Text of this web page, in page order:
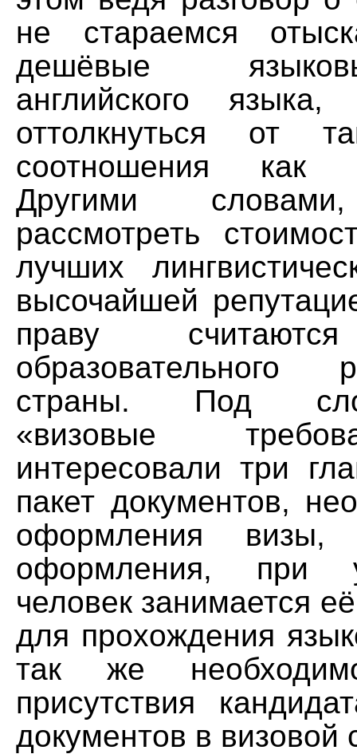
не стараемся
дешёвые
английского
оттолкнуться от
соотношения как
Другими
рассмотреть
лучших
высочайшей
праву
страны. Под
«визовые
интересовали три
пакет документов,
оформления визы,
оформления, при
человек занимается
для прохождения
так же
присутствия
документов в визовой